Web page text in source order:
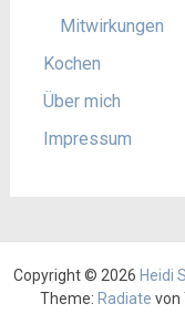
Mitwirkungen
Kochen
Über mich
Impressum
Copyright © 2026 Heidi
Theme: Radiate von